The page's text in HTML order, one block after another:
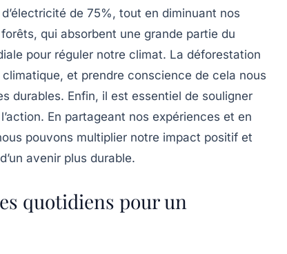
de 75%, tout en diminuant nos
, qui absorbent une grande partie du
pour réguler notre climat. La déforestation
, et prendre conscience de cela nous
durables. Enfin, il est essentiel de souligner
En partageant nos expériences et en
pouvons multiplier notre impact positif et
avenir plus durable.
quotidiens pour un